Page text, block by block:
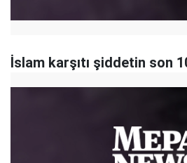
İslam karşıtı şiddetin son